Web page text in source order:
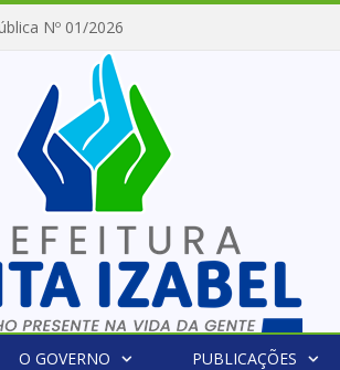
Nº 01/2026
O GOVERNO PUBLICAÇÕES